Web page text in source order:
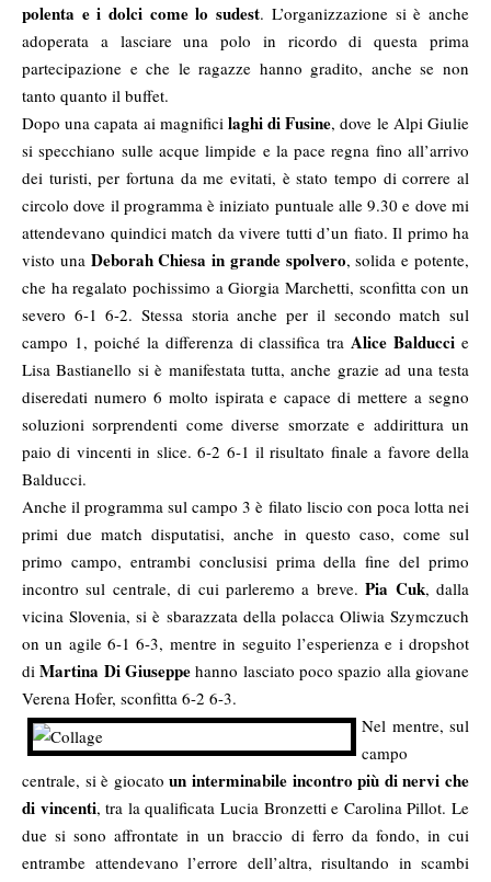
polenta e i dolci come lo sudest. L’organizzazione si è anche
adoperata a lasciare una polo in ricordo di questa prima
partecipazione e che le ragazze hanno gradito, anche se non
tanto quanto il buffet.
Dopo una capata ai magnificilaghi di Fusine, dove le Alpi Giulie
si specchiano sulle acque limpide e la pace regna fino all’arrivo
dei turisti, per fortuna da me evitati, è stato tempo di correre al
circolo dove il programma è iniziato puntuale alle 9.30 e dove mi
attendevano quindici match da vivere tutti d’un fiato. Il primo ha
visto una Deborah Chiesa in grande spolvero, solida e potente,
che ha regalato pochissimo a Giorgia Marchetti, sconfitta con un
severo 6-1 6-2. Stessa storia anche per il secondo match sul
campo 1, poiché la differenza di classifica traAlice Balducci e
Lisa Bastianello si è manifestata tutta, anche grazie ad una testa
diseredati numero 6 molto ispirata e capace di mettere a segno
soluzioni sorprendenti come diverse smorzate e addirittura un
paio di vincenti in slice. 6-2 6-1 il risultato finale a favore della
Balducci.
Anche il programma sul campo 3 è filato liscio con poca lotta nei
primi due match disputatisi, anche in questo caso, come sul
primo campo, entrambi conclusisi prima della fine del primo
incontro sul centrale, di cui parleremo a breve. Pia Cuk, dalla
vicina Slovenia, si è sbarazzata della polacca Oliwia Szymczuch
on un agile 6-1 6-3, mentre in seguito l’esperienza e i dropshot
diMartina Di Giuseppe hanno lasciato poco spazio alla giovane
Verena Hofer, sconfitta 6-2 6-3.
Nel mentre, sul
campo
centrale, si è giocato un interminabile incontro più di nervi che
di vincenti, tra la qualificata Lucia Bronzetti e Carolina Pillot. Le
due si sono affrontate in un braccio di ferro da fondo, in cui
entrambe attendevano l’errore dell’altra, risultando in scambi